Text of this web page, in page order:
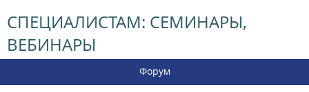
СПЕЦИАЛИСТАМ: СЕМИНАРЫ,
ВЕБИНАРЫ
Форум